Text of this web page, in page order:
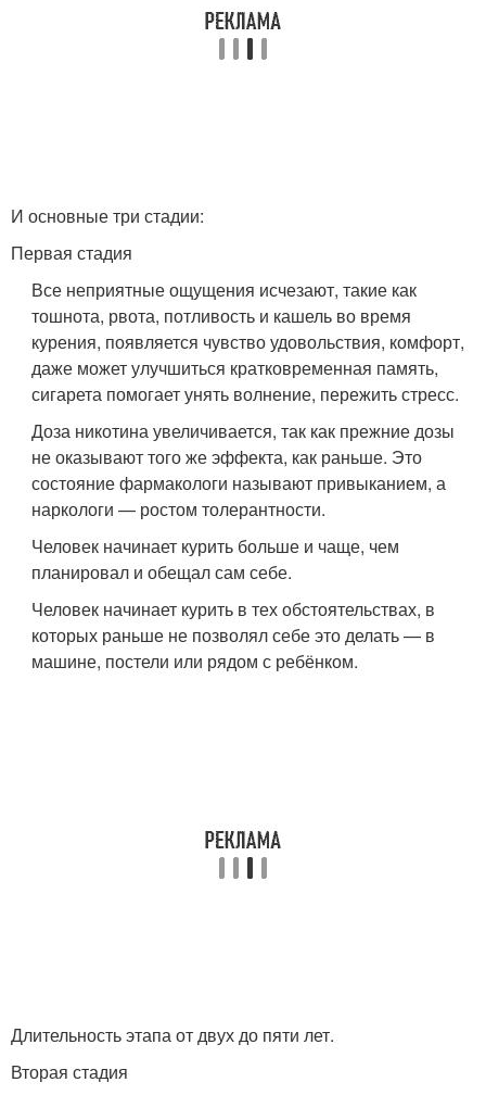
И основные три стадии:
Первая стадия
Все неприятные ощущения исчезают, такие как
тошнота, рвота, потливость и кашель во время
курения, появляется чувство удовольствия, комфорт,
даже может улучшиться кратковременная память,
сигарета помогает унять волнение, пережить стресс.
Доза никотина увеличивается, так как прежние дозы
не оказывают того же эффекта, как раньше. Это
состояние фармакологи называют привыканием, а
наркологи — ростом толерантности.
Человек начинает курить больше и чаще, чем
планировал и обещал сам себе.
Человек начинает курить в тех обстоятельствах, в
которых раньше не позволял себе это делать — в
машине, постели или рядом с ребёнком.
Длительность этапа от двух до пяти лет.
Вторая стадия